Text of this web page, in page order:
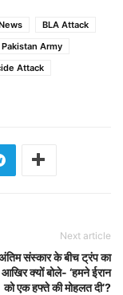
BLA Attack
Pakistan Army
Attack
Next article
संस्कार के बीच ट्रंप का
क्यों बोले- ‘हमने ईरान
को एक हफ्ते की मोहलत दी’?